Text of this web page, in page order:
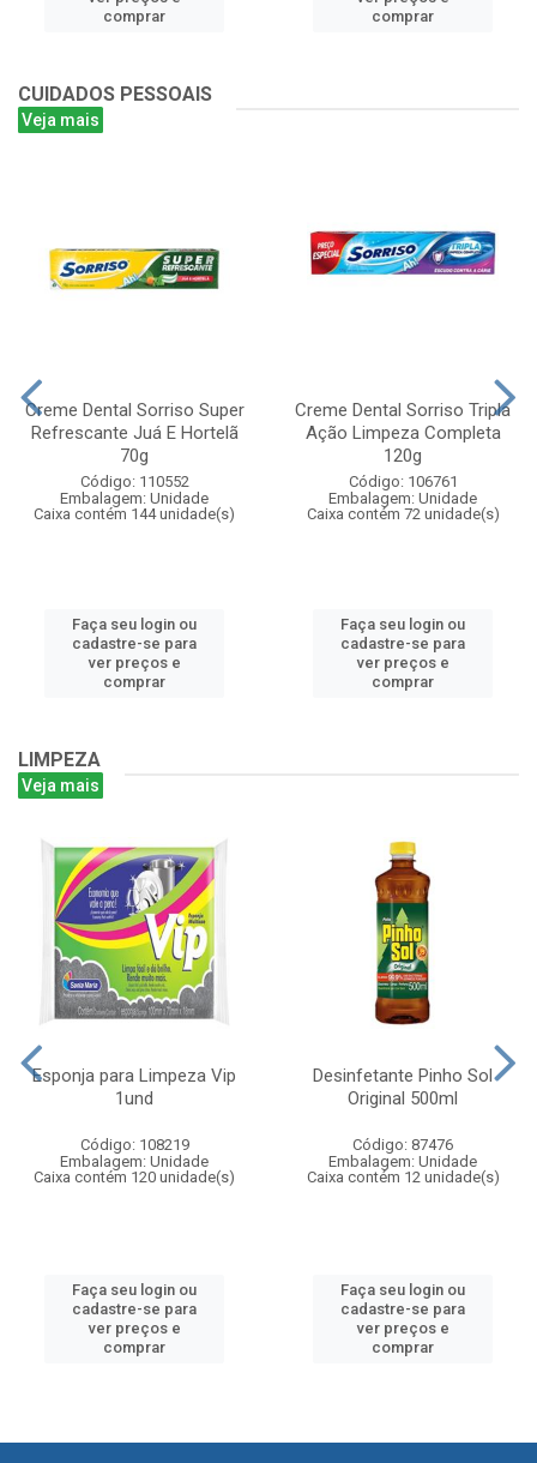
comprar
comprar
CUIDADOS PESSOAIS
Veja mais
Creme Dental Sorriso Super
Refrescante Juá E Hortelã
70g
Código: 110552
Embalagem: Unidade
Caixa contém 144 unidade(s)
Faça seu login ou
cadastre-se para
ver preços e
comprar
Creme Dental Sorriso Tripla
Ação Limpeza Completa
120g
Código: 106761
Embalagem: Unidade
Caixa contém 72 unidade(s)
Faça seu login ou
cadastre-se para
ver preços e
comprar
LIMPEZA
Veja mais
Esponja para Limpeza Vip
1und
Código: 108219
Embalagem: Unidade
Caixa contém 120 unidade(s)
Faça seu login ou
cadastre-se para
ver preços e
comprar
Desinfetante Pinho Sol
Original 500ml
Código: 87476
Embalagem: Unidade
Caixa contém 12 unidade(s)
Faça seu login ou
cadastre-se para
ver preços e
comprar